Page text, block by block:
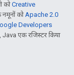
कोCreative
कोApache 2.0
Developers
एक रजिस्टर किया